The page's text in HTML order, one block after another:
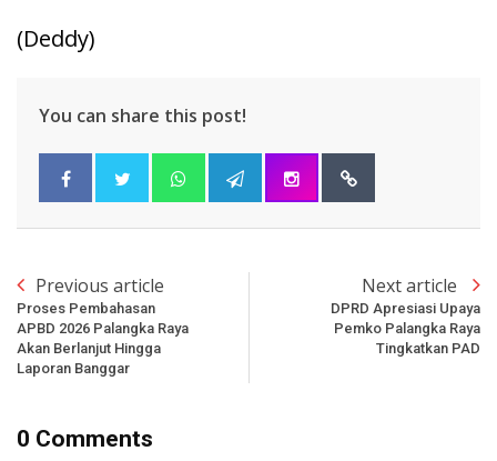
(Deddy)
You can share this post!
Previous article
Proses Pembahasan
APBD 2026 Palangka Raya
Akan Berlanjut Hingga
Laporan Banggar
Next article
DPRD Apresiasi Upaya
Pemko Palangka Raya
Tingkatkan PAD
0 Comments